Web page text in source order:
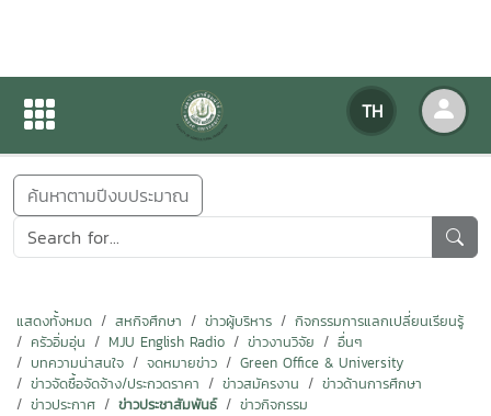
TH
ข่าวสารกิจกรรม
ค้นหาตามปีงบประมาณ
แสดงทั้งหมด สหกิจศึกษา ข่าวผู้บริหาร
กิจกรรมการแลกเปลี่ยนเรียนรู้
ครัวอิ่มอุ่น
MJU English Radio ข่าวงานวิจัย
อื่นๆ
บทความน่าสนใจ
จดหมายข่าว
Green Office & University
ข่าวจัดซื้อจัดจ้าง/ประกวดราคา
ข่าวสมัครงาน
ข่าวด้านการศึกษา
ข่าวประกาศ
ข่าวประชาสัมพันธ์ ข่าวกิจกรรม